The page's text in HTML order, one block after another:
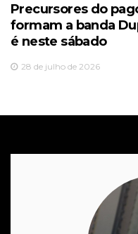
Precursores do
formam a banda
é neste sábado
28 de julho de 2026